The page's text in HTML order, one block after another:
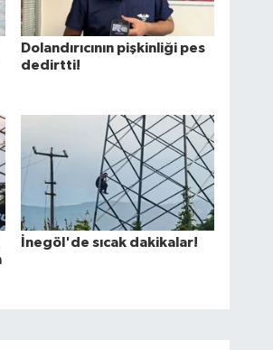
Dolandırıcının pişkinliği pes
dedirtti!
İnegöl'de sıcak dakikalar!